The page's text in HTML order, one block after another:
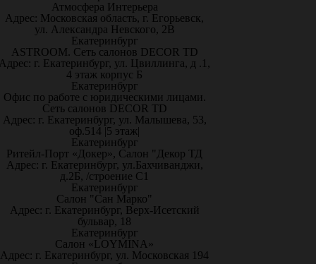
Атмосфера Интерьера
Адрес: Московская область, г. Егорьевск,
ул. Александра Невского, 2В
Екатеринбург
ASTROOM. Сеть салонов DECOR TD
г. Екатеринбург, ул. Цвиллинга, д .1,
4 этаж корпус Б
Екатеринбург
Офис по работе с юридическими лицами.
Сеть салонов DECOR TD
Адрес: г. Екатеринбург, ул. Малышева, 53,
оф.514 |5 этаж|
Екатеринбург
Ритейл-Порт «Докер», Салон "Декор ТД
Адрес: г. Екатеринбург, ул.Бахчиванджи,
д.2Б, /строение С1
Екатеринбург
Салон "Сан Марко"
Адрес: г. Екатеринбург, Верх-Исетский
бульвар, 18
Екатеринбург
Салон «LOYMINA»
Адрес: г. Екатеринбург, ул. Московская 194